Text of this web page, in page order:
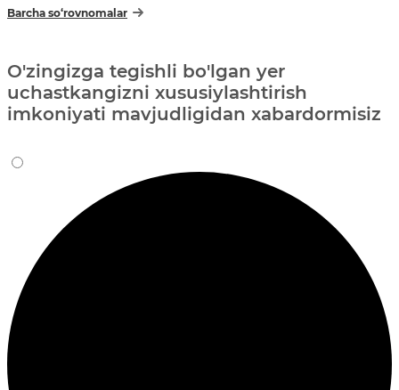
Barcha so‘rovnomalar
O'zingizga tegishli bo'lgan yer
uchastkangizni xususiylashtirish
imkoniyati mavjudligidan xabardormisiz